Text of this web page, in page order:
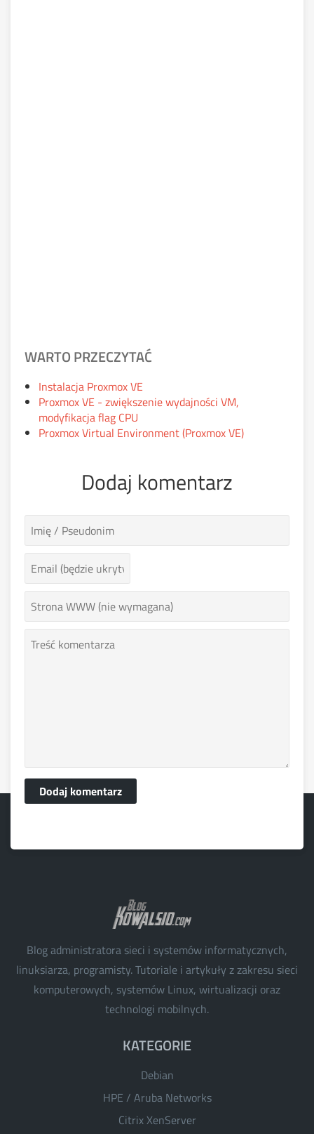
WARTO PRZECZYTAĆ
Instalacja Proxmox VE
Proxmox VE - zwiększenie wydajności VM,
modyfikacja flag CPU
Proxmox Virtual Environment (Proxmox VE)
Dodaj komentarz
Dodaj komentarz
Blog administratora sieci i systemów informatycznych,
linuksiarza, programisty. Tutoriale i artykuły z zakresu sieci
komputerowych, systemów Linux, wirtualizacji oraz
technologi mobilnych.
KATEGORIE
Debian
HPE / Aruba Networks
Citrix XenServer